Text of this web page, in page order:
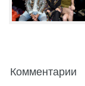
Комментарии